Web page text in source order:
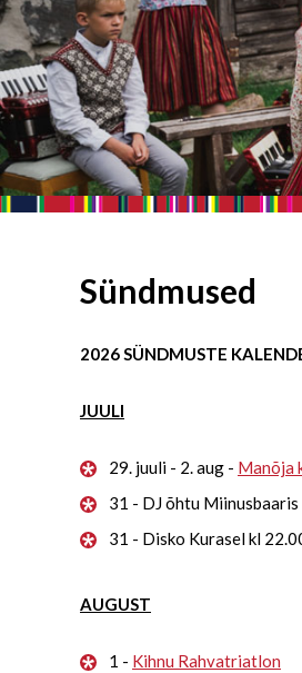
Sündmused
2026 SÜNDMUSTE
JUULI
29. juuli - 2. aug - Manõja
31 - DJ õhtu Miinusbaaris
31 - Disko Kurasel kl
AUGUST
1 - Kihnu Rahvatriatlon